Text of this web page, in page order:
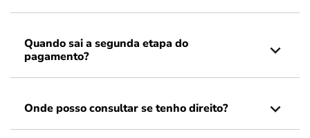
Quando sai a segunda etapa do
pagamento?
Onde posso consultar se tenho direito?